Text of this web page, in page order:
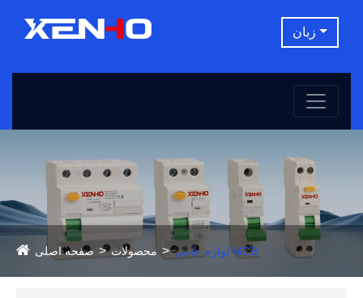
زبان
صفحه اصلی محصولات لوازم جانبی MCB